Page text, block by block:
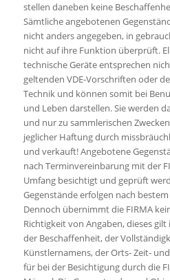
stellen daneben keine
Sämtliche angebotenen
nicht anders angegeben, in
nicht auf ihre Funktion überprüft.
technische Geräte entsprechen
geltenden VDE-Vorschriften oder
Technik und können somit bei
und Leben darstellen. Sie werden
und nur zu sammlerischen
jeglicher Haftung durch
und verkauft! Angebotene
nach Terminvereinbarung mit der
Umfang besichtigt und geprüft
Gegenstände erfolgen nach
Dennoch übernimmt die FIRMA
Richtigkeit von Angaben, dieses
der Beschaffenheit, der
Künstlernamens, der Orts- Zeit-
für bei der Besichtigung durch die